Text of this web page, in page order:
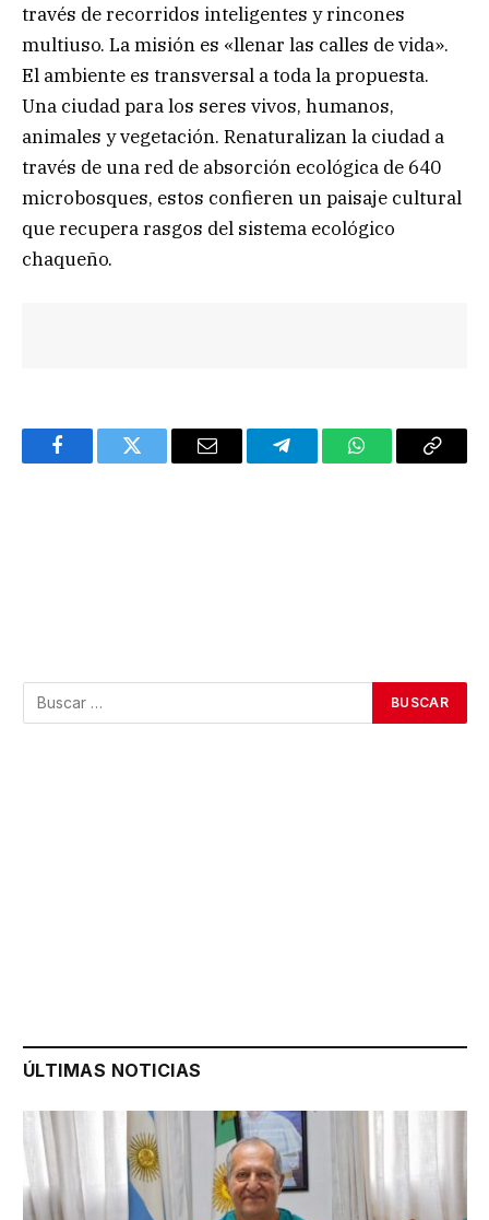
través de recorridos inteligentes y rincones
multiuso. La misión es «llenar las calles de vida».
El ambiente es transversal a toda la propuesta.
Una ciudad para los seres vivos, humanos,
animales y vegetación. Renaturalizan la ciudad a
través de una red de absorción ecológica de 640
microbosques, estos confieren un paisaje cultural
que recupera rasgos del sistema ecológico
chaqueño.
FacebookTwitter Email TelegramWhatsAppCopy
ÚLTIMAS NOTICIAS